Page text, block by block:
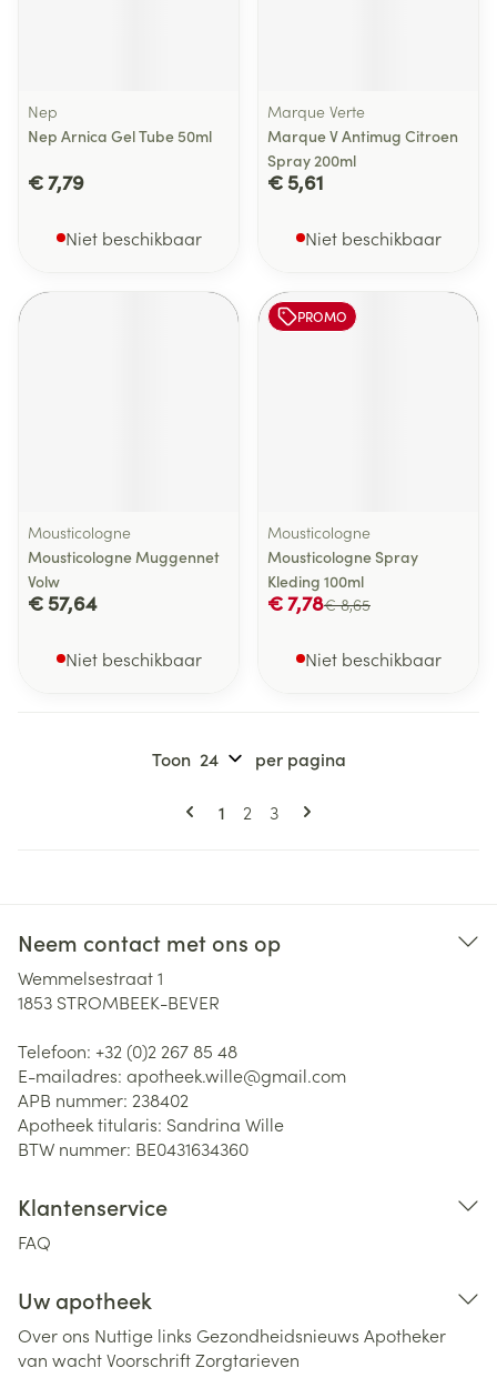
Nep
Nep Arnica Gel Tube 50ml
€ 7,79
Niet beschikbaar
Marque Verte
Marque V Antimug Citroen
Spray 200ml
€ 5,61
Niet beschikbaar
Mousticologne
Mousticologne Muggennet
Volw
€ 57,64
Niet beschikbaar
PROMO
Mousticologne
Mousticologne Spray
Kleding 100ml
€ 8,65
€ 7,78
Niet beschikbaar
Pagina's
U lees momenteel pagina
1 Pagina
2 Pagina
3
Toon per pagina
Neem contact met ons op
Wemmelsestraat 1
1853 STROMBEEK-BEVER
Telefoon: +32 (0)2 267 85 48
E-mailadres: apotheek.wille@gmail.com
APB nummer: 238402
Apotheek titularis: Sandrina Wille
BTW nummer: BE0431634360
Klantenservice
FAQ
Uw apotheek
Over ons Nuttige links Gezondheidsnieuws Apotheker
van wachtVoorschriftZorgtarieven